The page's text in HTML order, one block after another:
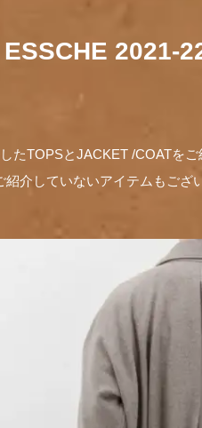
2021-
たTOPSとJACKET /COATを
紹介していないアイテムもござ